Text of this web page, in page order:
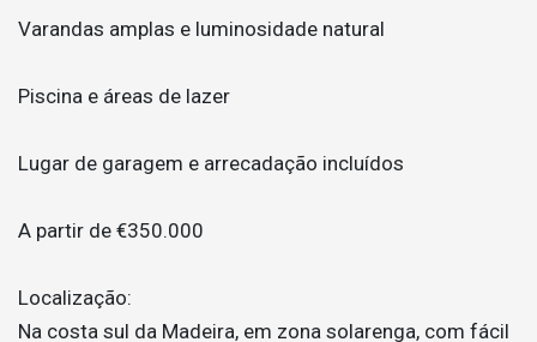
Varandas amplas e luminosidade natural
Piscina e áreas de lazer
Lugar de garagem e arrecadação incluídos
A partir de €350.000
Localização:
Na costa sul da Madeira, em zona solarenga, com fácil